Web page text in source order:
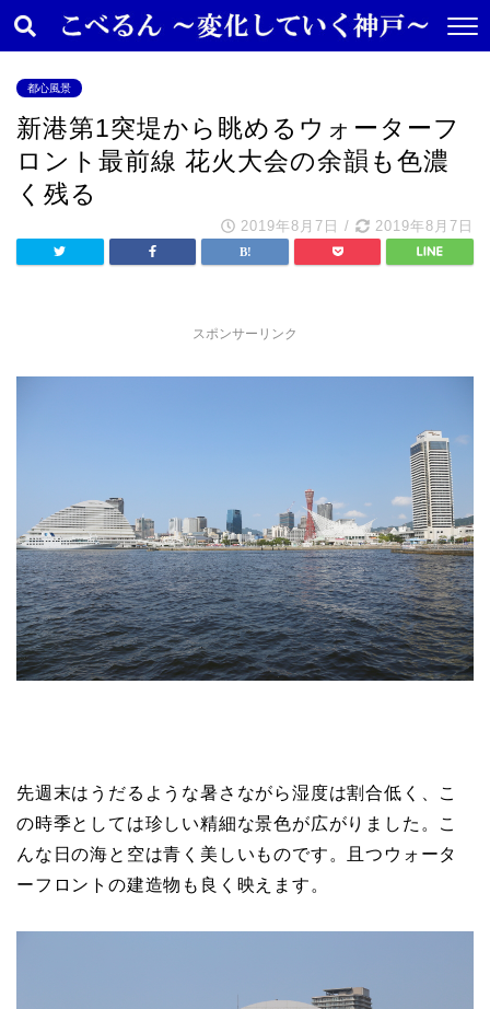
都心風景
新港第1突堤から眺めるウォーターフ
ロント最前線 花火大会の余韻も色濃
く残る
2019年8月7日 / 2019年8月7日
スポンサーリンク
先週末はうだるような暑さながら湿度は割合低く、こ
の時季としては珍しい精細な景色が広がりました。こ
んな日の海と空は青く美しいものです。且つウォータ
ーフロントの建造物も良く映えます。